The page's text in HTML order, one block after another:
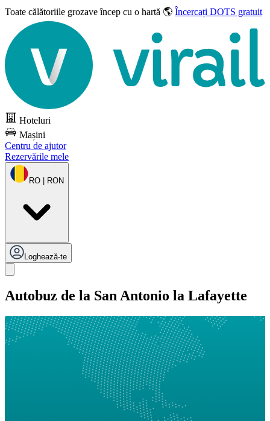
Toate călătoriile grozaveîncep cu o hartă 🌎 Încercați DOTS gratuit
Hoteluri
Mașini
Centru de ajutor
Rezervările mele
RO | RON
Loghează-te
Autobuz de la San Antonio la Lafayette